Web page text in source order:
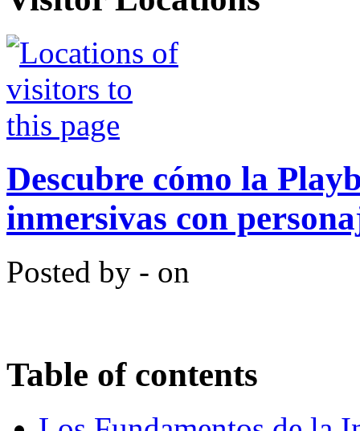
Descubre cómo la
inmersivas con
Posted by - on
Table of contents